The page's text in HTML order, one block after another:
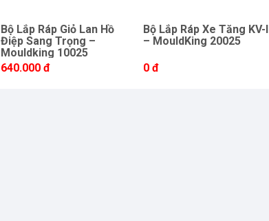
Bộ Lắp Ráp Giỏ Lan Hồ
Điệp Sang Trọng –
Mouldking 10025
640.000 đ
Bộ Lắp Ráp Xe Tăng KV-I
– MouldKing 20025
0 đ